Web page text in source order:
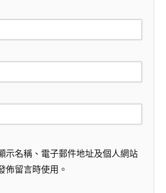
示名稱、電子郵件地址及個人網站
佈留言時使用。